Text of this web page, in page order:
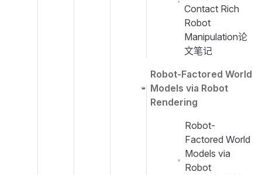
Contact Rich
Robot
Manipulation论
文笔记
Robot-Factored World
Models via Robot
Rendering
Robot-
Factored World
Models via
Robot